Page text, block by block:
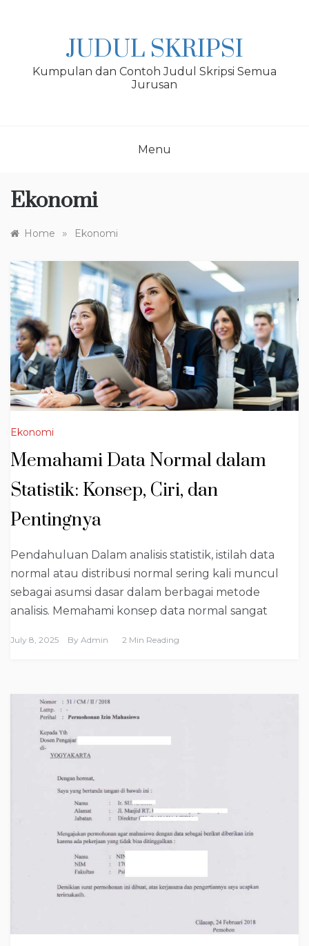
JUDUL SKRIPSI
Kumpulan dan Contoh Judul Skripsi Semua
Jurusan
Menu
Ekonomi
Home » Ekonomi
Ekonomi
Memahami Data Normal dalam
Statistik: Konsep, Ciri, dan
Pentingnya
Pendahuluan Dalam analisis statistik, istilah data
normal atau distribusi normal sering kali muncul
sebagai asumsi dasar dalam berbagai metode
analisis. Memahami konsep data normal sangat
July 8, 2025 By Admin 2 Min Reading